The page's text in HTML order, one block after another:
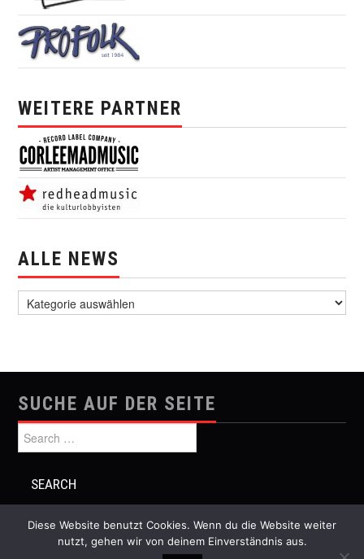
WEITERE PARTNER
ALLE NEWS
SUCHE AUF DER SEITE
Search for:
Diese Website benutzt Cookies. Wenn du die Website weiter
nutzt, gehen wir von deinem Einverständnis aus.